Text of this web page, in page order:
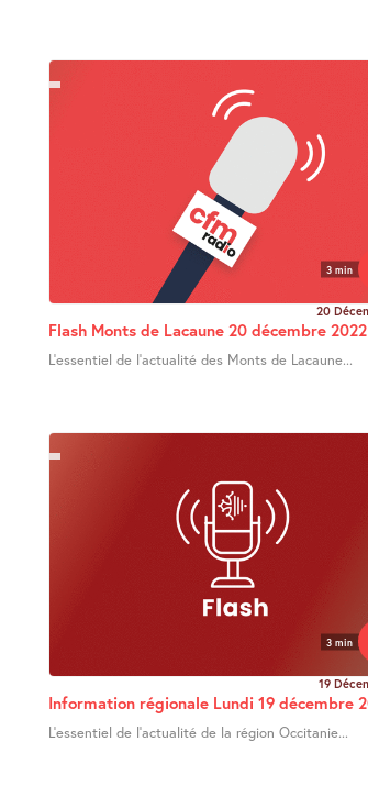
3 min
20
Flash Monts de Lacaune 20 décembre 2022
L’essentiel de l’actualité des Monts de Lacaune...
3 min
19
Information régionale Lundi 19 décembre
L’essentiel de l’actualité de la région Occitanie...